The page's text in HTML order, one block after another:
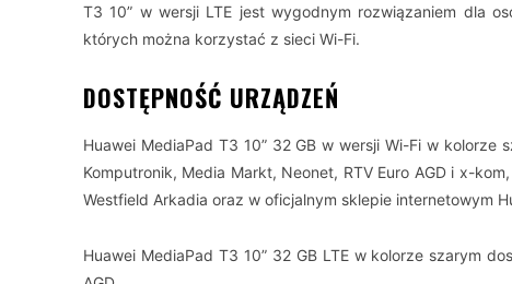
T3 10” w wersji LTE jest wygodnym rozwiązaniem dla
których można korzystać z sieci Wi-Fi.
DOSTĘPNOŚĆ URZĄDZEŃ
Huawei MediaPad T3 10” 32 GB w wersji Wi-Fi w
Komputronik, Media Markt, Neonet, RTV Euro AGD i x-
Westfield Arkadia oraz w oficjalnym sklepie internetowym
Huawei MediaPad T3 10” 32 GB LTE w kolorze szarym